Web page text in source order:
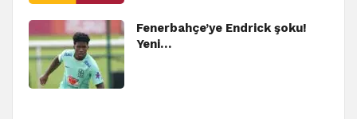
Fenerbahçe’ye Endrick şoku!
Yeni…